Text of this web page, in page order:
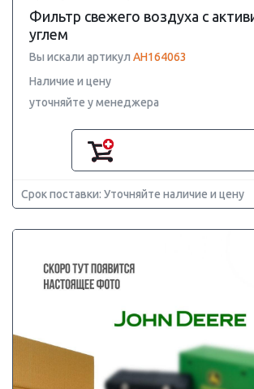
Фильтр свежего воздуха с
углем
Вы искали артикул AH164063
Наличие и цену
уточняйте у менеджера
Срок поставки: Уточняйте наличие и цену